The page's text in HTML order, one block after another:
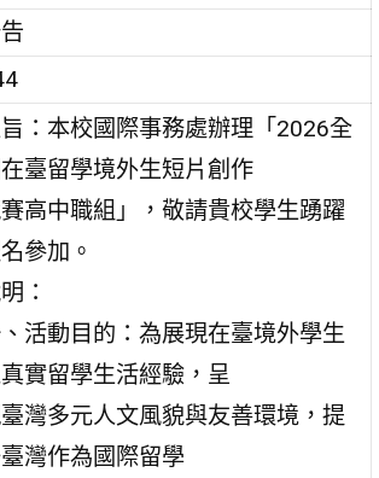
：本校國際事務處辦理「2026全
臺留學境外生短片創作
高中職組」，敬請貴校學生踴躍
參加。
：
活動目的：為展現在臺境外學生
實留學生活經驗，呈
灣多元人文風貌與友善環境，提
灣作為國際留學